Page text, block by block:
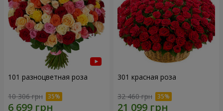
101 разноцветная роза
10 306 грн
301 красная роза
32 460 грн